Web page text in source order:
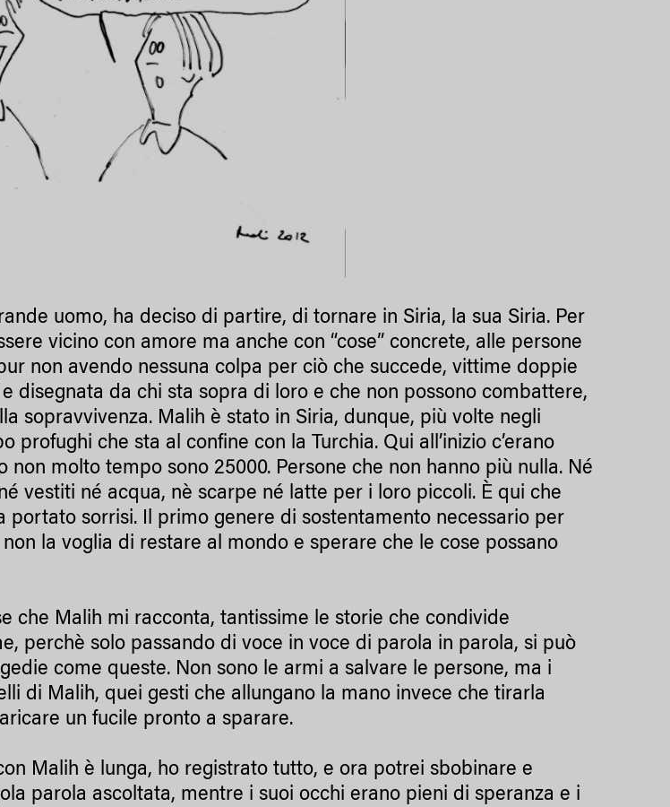
uomo, ha deciso di partire, di tornare in Siria, la sua Siria. Per
vicino con amore ma anche con “cose” concrete, alle persone
non avendo nessuna colpa per ciò che succede, vittime doppie
disegnata da chi sta sopra di loro e che non possono combattere,
sopravvivenza. Malih è stato in Siria, dunque, più volte negli
profughi che sta al confine con la Turchia. Qui all’inizio c’erano
non molto tempo sono 25000. Persone che non hanno più nulla. Né
vestiti né acqua, nè scarpe né latte per i loro piccoli. È qui che
portato sorrisi. Il primo genere di sostentamento necessario per
la voglia di restare al mondo e sperare che le cose possano
che Malih mi racconta, tantissime le storie che condivide
perchè solo passando di voce in voce di parola in parola, si può
come queste. Non sono le armi a salvare le persone, ma i
di Malih, quei gesti che allungano la mano invece che tirarla
un fucile pronto a sparare.
Malih è lunga, ho registrato tutto, e ora potrei sbobinare e
parola ascoltata, mentre i suoi occhi erano pieni di speranza e i